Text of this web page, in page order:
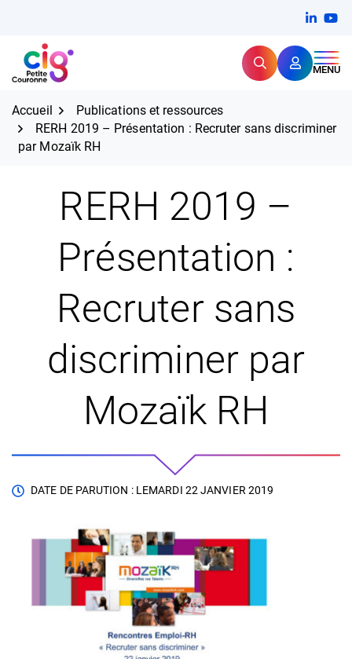
contenu
CIG Petite Couronne RechercherMENU
Expertise et proximité pour
Accueil
Publications et ressources
RERH 2019 – Présentation : Recruter sans discriminer
par Mozaïk RH
RERH 2019 –
Présentation :
Recruter sans
discriminer par
Mozaïk RH
DATE DE PARUTION : LEMARDI 22 JANVIER 2019